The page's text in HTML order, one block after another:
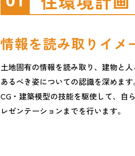
情報を読み取りイメ
土地固有の情報を読み取り、建物と
あるべき姿についての認識を深めま
CG・建築模型の技能を駆使して、自
レゼンテーションまでを行います。